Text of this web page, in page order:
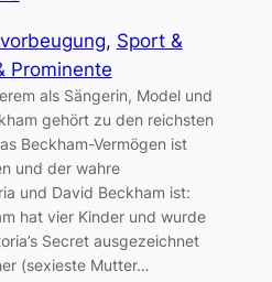
, Sport &
Prominente
als Sängerin, Model und
gehört zu den reichsten
Beckham-Vermögen ist
und der wahre
und David Beckham ist:
hat vier Kinder und wurde
Secret ausgezeichnet
(sexieste Mutter…